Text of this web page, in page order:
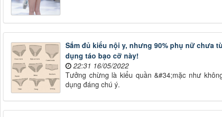
Sắm đủ kiểu nội y, nhưng 90% phụ nữ chưa
dụng táo bạo cỡ này!
22:31 16/05/2022
Tưởng chừng là kiểu quần &#34;mặc như
dụng đáng chú ý.